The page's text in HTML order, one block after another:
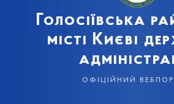
Голосіївська
місті Києві
офіційний